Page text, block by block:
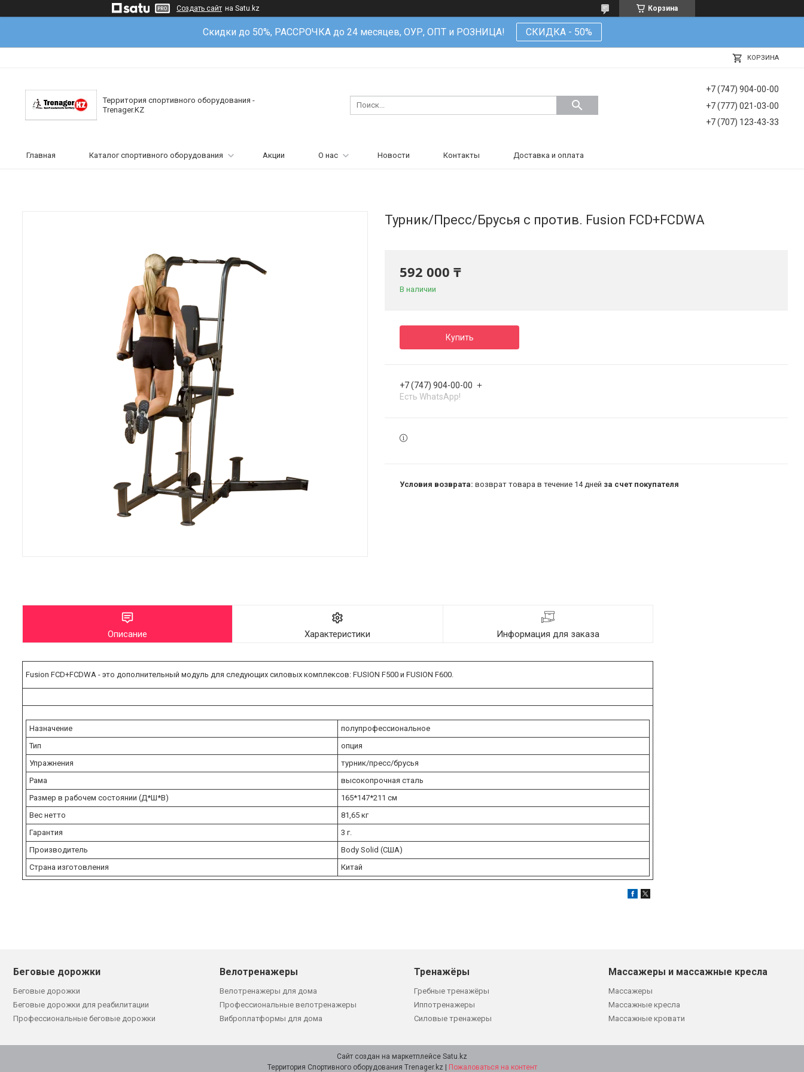
Создать сайт на Satu.kz Корзина
Скидки до 50%, РАССРОЧКА до 24 месяцев, ОУР, ОПТ и РОЗНИЦА! СКИДКА - 50%
КОРЗИНА
Территория спортивного оборудования -
Trenager.KZ
+7 (747) 904-00-00
+7 (777) 021-03-00
+7 (707) 123-43-33
Главная Каталог спортивного оборудования Акции О нас Новости Контакты Доставка и оплата
Турник/Пресс/Брусья с против. Fusion FCD+FCDWA
592 000 ₸
В наличии
Купить
+7 (747) 904-00-00
Есть WhatsApp!
возврат товара в течение 14 дней за счет покупателя
Описание Характеристики Информация для заказа
Fusion FCD+FCDWA - это дополнительный модуль для следующих силовых комплексов: FUSION F500 и FUSION F600.
Назначение
полупрофессиональное
Тип
опция
Упражнения
турник/пресс/брусья
Рама
высокопрочная сталь
Размер в рабочем состоянии (Д*Ш*В)
165*147*211 см
Вес нетто
81,65 кг
Гарантия
3 г.
Производитель
Body Solid (США)
Страна изготовления
Китай
Беговые дорожки
Беговые дорожки
Беговые дорожки для реабилитации
Профессиональные беговые дорожки
Велотренажеры
Велотренажеры для дома
Профессиональные велотренажеры
Виброплатформы для дома
Тренажёры
Гребные тренажёры
Иппотренажеры
Силовые тренажеры
Массажеры и массажные кресла
Массажеры
Массажные кресла
Массажные кровати
Сайт создан на маркетплейсе Satu.kz
Пожаловаться на контент